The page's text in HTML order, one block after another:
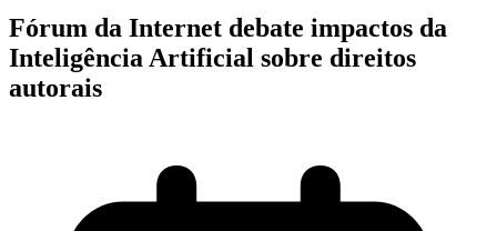
Fórum da Internet debate impactos da
Inteligência Artificial sobre direitos
autorais